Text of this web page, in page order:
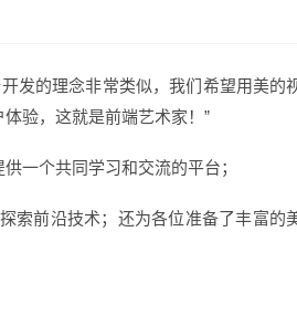
发的理念非常类似，我们希望用美的
验，这就是前端艺术家！”
一个共同学习和交流的平台；
索前沿技术；还为各位准备了丰富的